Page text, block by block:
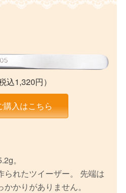
込1,320円）
購入はこちら
。
られたツイーザー。 先端は
かりがありません。